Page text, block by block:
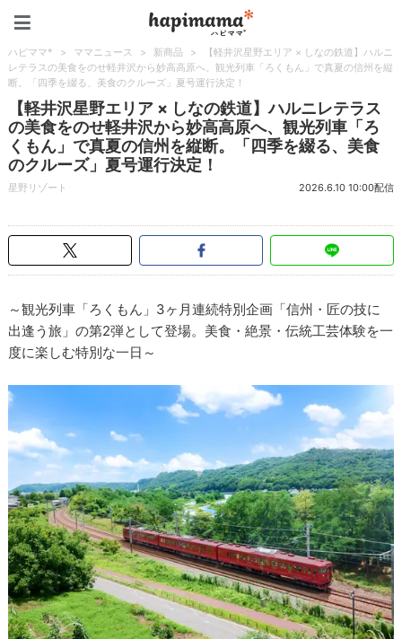
ハピママ* > ママニュース > 新商品 >
【軽井沢星野エリア × しなの鉄道】ハルニ
レテラスの美食をのせ軽井沢から妙高高原へ、観光列車「ろくもん」で真夏の信州を縦
断。「四季を綴る、美食のクルーズ」夏号運行決定！
【軽井沢星野エリア × しなの鉄道】ハルニレテラス
の美食をのせ軽井沢から妙高高原へ、観光列車「ろ
くもん」で真夏の信州を縦断。「四季を綴る、美食
のクルーズ」夏号運行決定！
星野リゾート 2026.6.10 10:00配信
～観光列車「ろくもん」3ヶ月連続特別企画「信州・匠の技に
出逢う旅」の第2弾として登場。美食・絶景・伝統工芸体験を一
度に楽しむ特別な一日～